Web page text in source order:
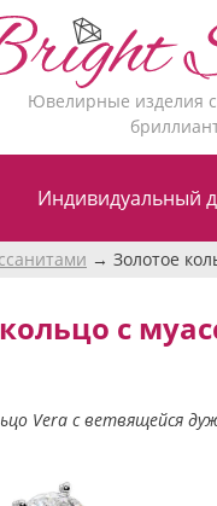
Ювелирные изделия
Индивидуальный
Золотое
с
Vera с ветвящейся